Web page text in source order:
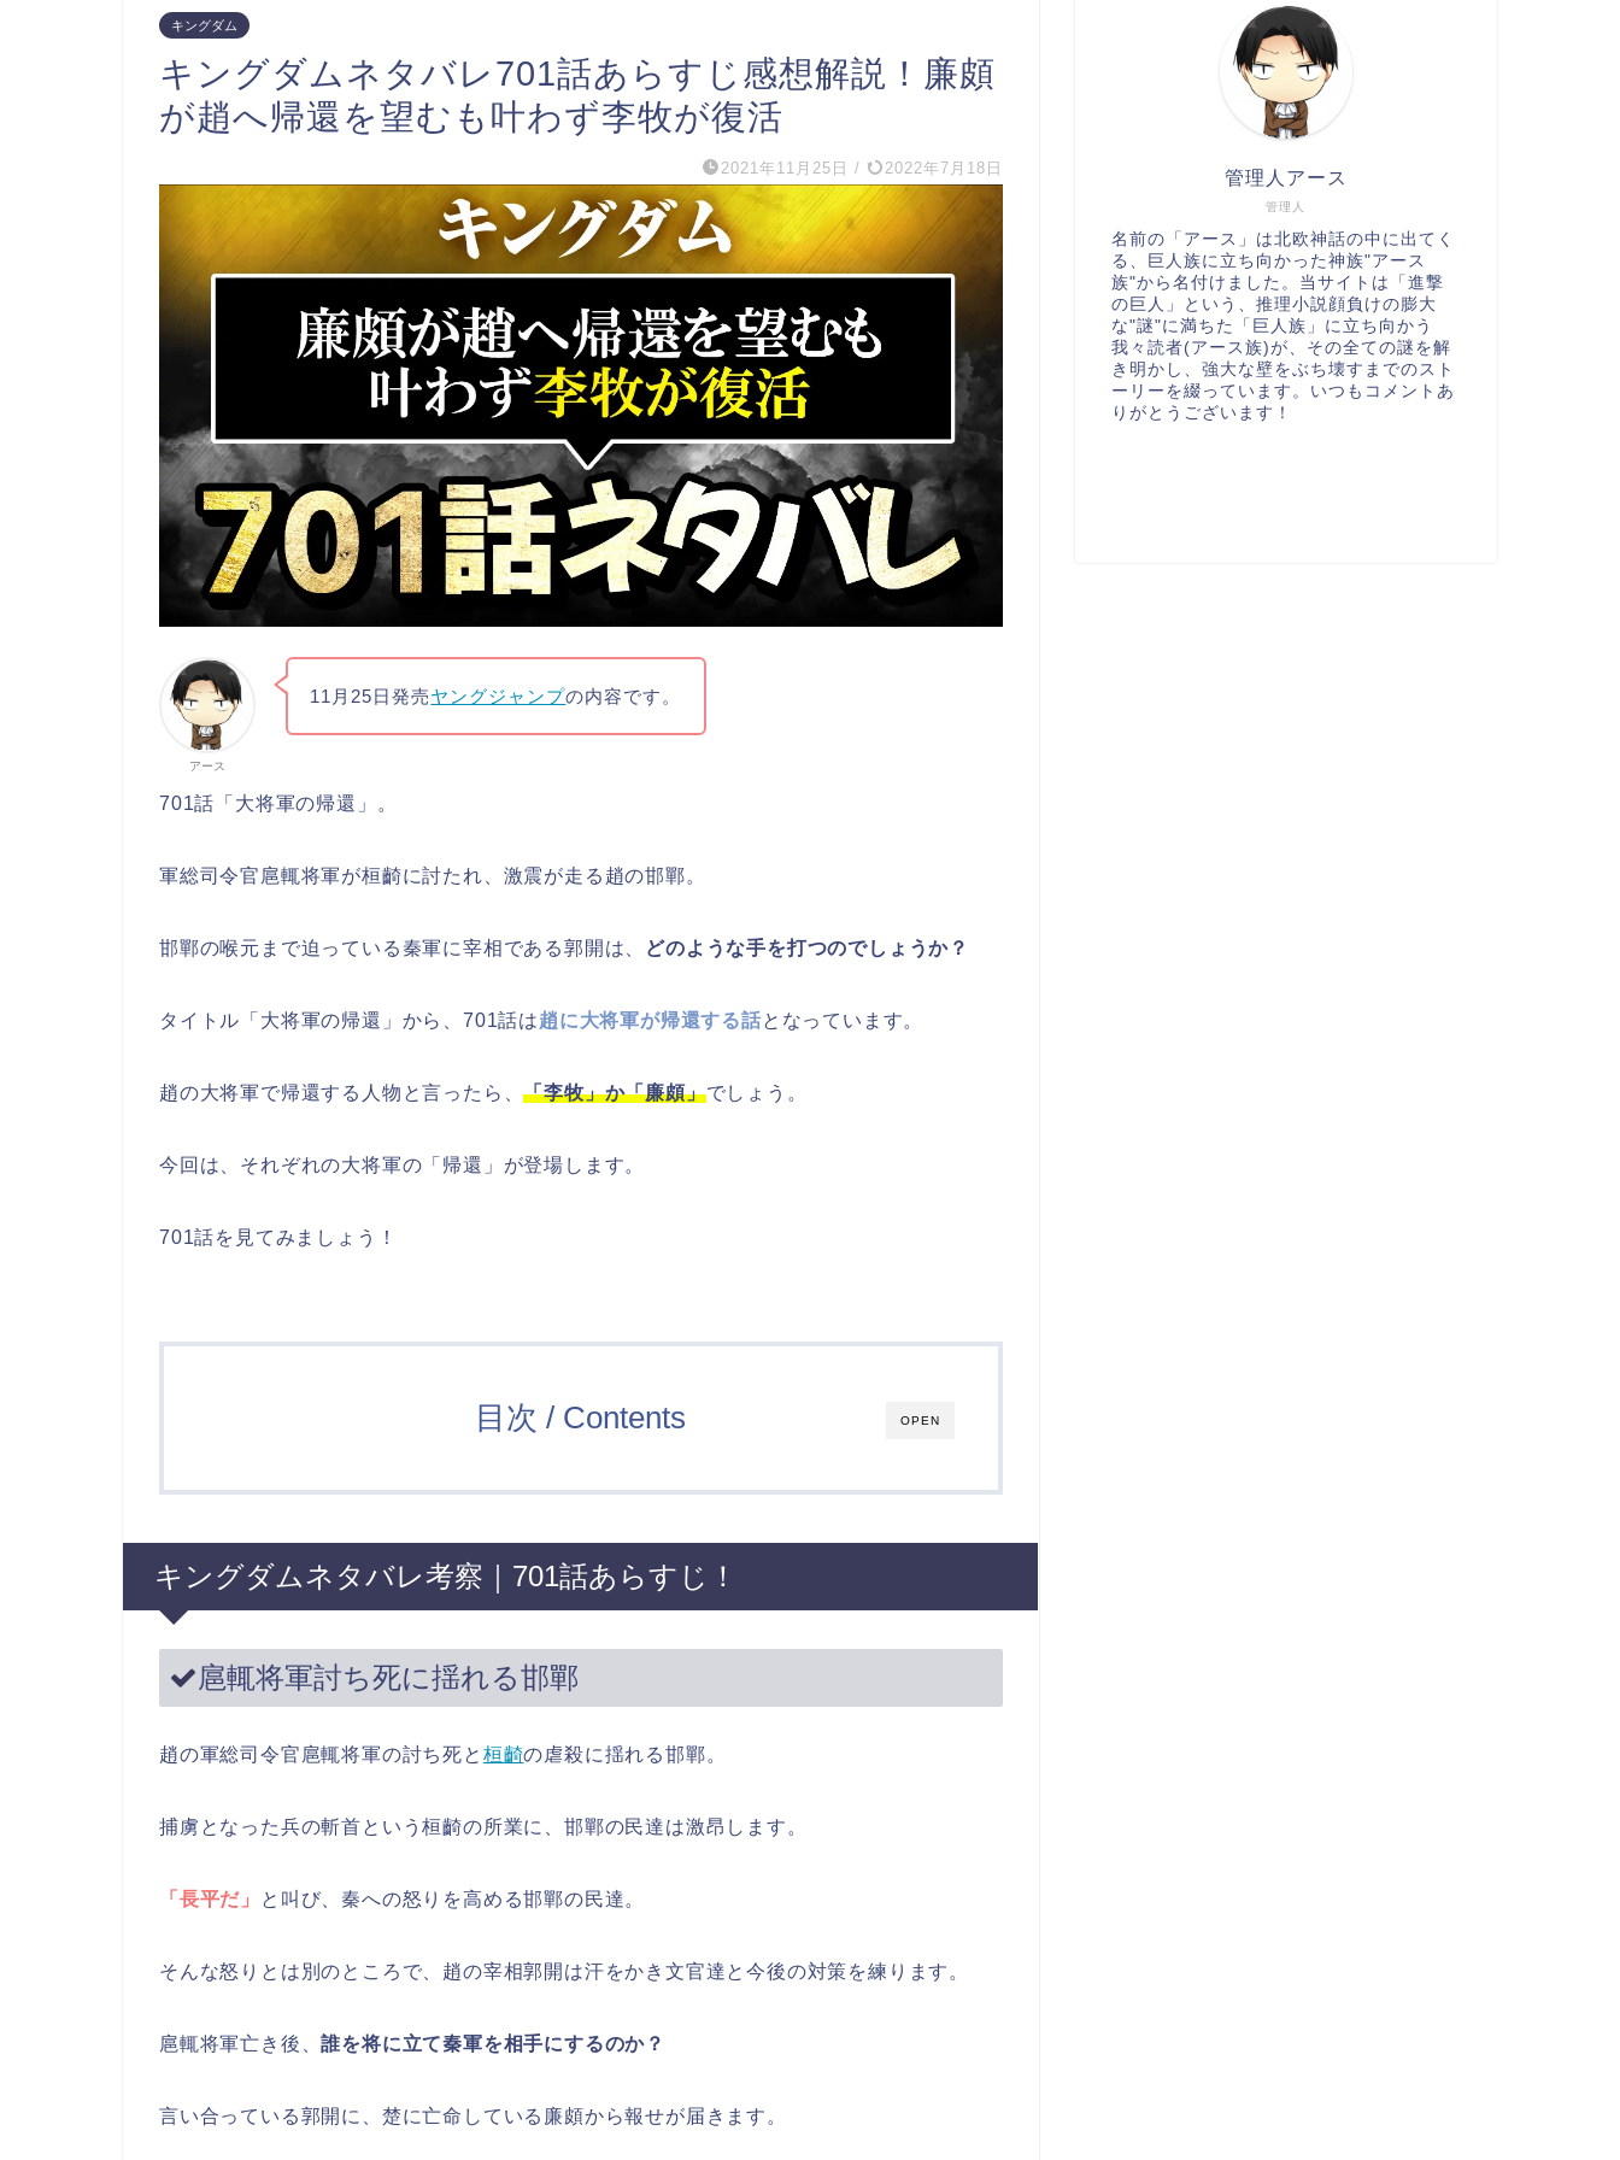
キングダム
キングダムネタバレ701話あらすじ感想解説！廉頗
が趙へ帰還を望むも叶わず李牧が復活
2021年11月25日 / 2022年7月18日
アース
11月25日発売ヤングジャンプの内容です。
701話「大将軍の帰還」。
軍総司令官扈輒将軍が桓齮に討たれ、激震が走る趙の邯鄲。
邯鄲の喉元まで迫っている秦軍に宰相である郭開は、 どのような手を打つのでしょうか？
タイトル「大将軍の帰還」から、701話は趙に大将軍が帰還する話となっています。
趙の大将軍で帰還する人物と言ったら、「李牧」か「廉頗」でしょう。
今回は、それぞれの大将軍の「帰還」が登場します。
701話を見てみましょう！
OPEN
目次 / Contents
キングダムネタバレ考察｜701話あらすじ！
扈輒将軍討ち死に揺れる邯鄲
趙の軍総司令官扈輒将軍の討ち死と 桓齮の虐殺に揺れる邯鄲。
捕虜となった兵の斬首という桓齮の所業に、邯鄲の民達は激昂します。
「長平だ」 と叫び、秦への怒りを高める邯鄲の民達。
そんな怒りとは別のところで、趙の宰相郭開は汗をかき文官達と今後の対策を練ります。
扈輒将軍亡き後、誰を将に立て秦軍を相手にするのか？
言い合っている郭開に、楚に亡命している廉頗から報せが届きます。
管理人
管理人アース
名前の「アース」は北欧神話の中に出てく
る、巨人族に立ち向かった神族"アース
族"から名付けました。当サイトは「進撃
の巨人」という、推理小説顔負けの膨大
な"謎"に満ちた「巨人族」に立ち向かう
我々読者(アース族)が、その全ての謎を解
き明かし、強大な壁をぶち壊すまでのスト
ーリーを綴っています。いつもコメントあ
りがとうございます！